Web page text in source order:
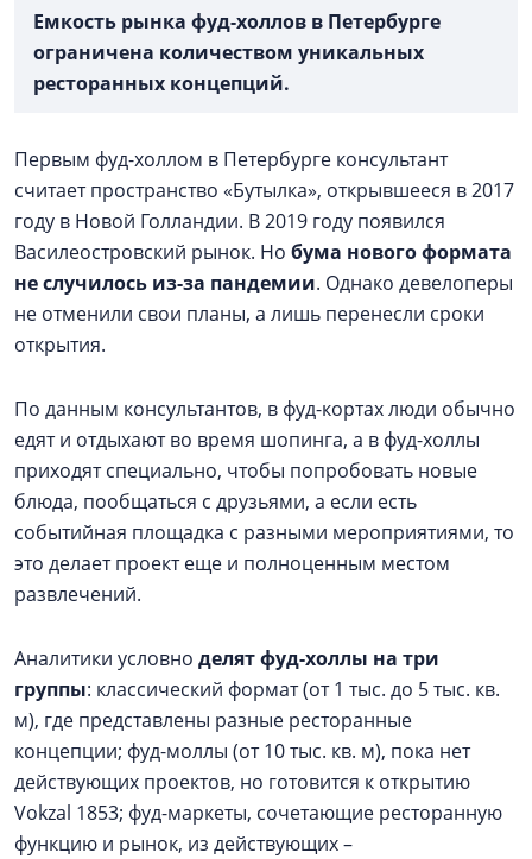
Емкость рынка фуд-холлов в Петербурге
ограничена количеством уникальных
ресторанных концепций.
Первым фуд-холлом в Петербурге консультант
считает пространство «Бутылка», открывшееся в 2017
году в Новой Голландии. В 2019 году появился
Василеостровский рынок. Но бума нового формата
не случилось из-за пандемии. Однако девелоперы
не отменили свои планы, а лишь перенесли сроки
открытия.
По данным консультантов, в фуд-кортах люди обычно
едят и отдыхают во время шопинга, а в фуд-холлы
приходят специально, чтобы попробовать новые
блюда, пообщаться с друзьями, а если есть
событийная площадка с разными мероприятиями, то
это делает проект еще и полноценным местом
развлечений.
Аналитики условно делят фуд-холлы на три
группы: классический формат (от 1 тыс. до 5 тыс. кв.
м), где представлены разные ресторанные
концепции; фуд-моллы (от 10 тыс. кв. м), пока нет
действующих проектов, но готовится к открытию
Vokzal 1853; фуд-маркеты, сочетающие ресторанную
функцию и рынок, из действующих –